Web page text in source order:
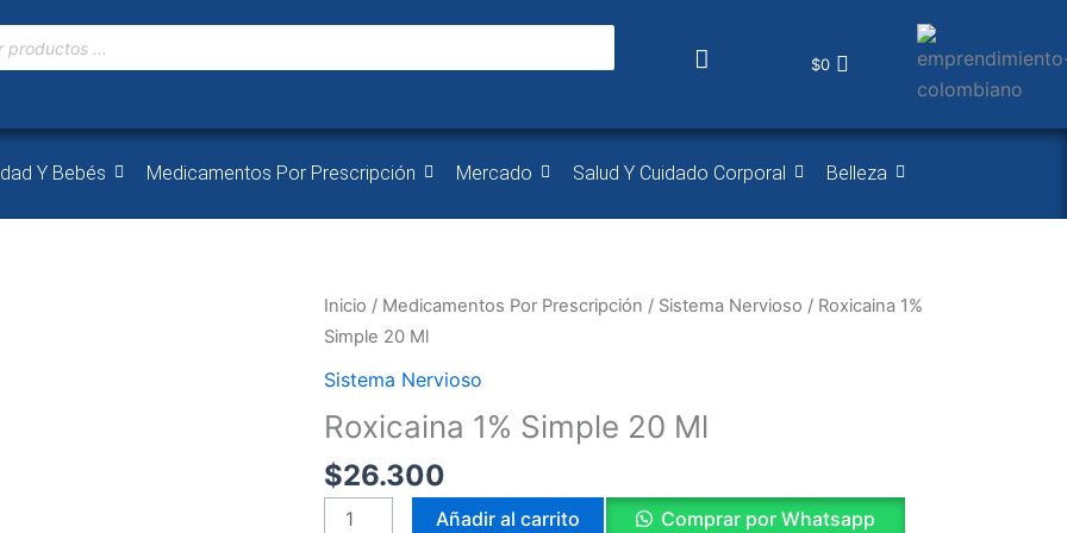
$0
Y Bebés Medicamentos Por Prescripción Mercado Salud Y Cuidado Corporal Belleza
Inicio / Medicamentos Por Prescripción / Sistema Nervioso / Roxicaina 1%
Simple 20 Ml
Sistema Nervioso
Roxicaina 1% Simple 20 Ml
$26.300
Roxicaina
1%
Simple
Ml
cantidad
Añadir al carrito Comprar por Whatsapp